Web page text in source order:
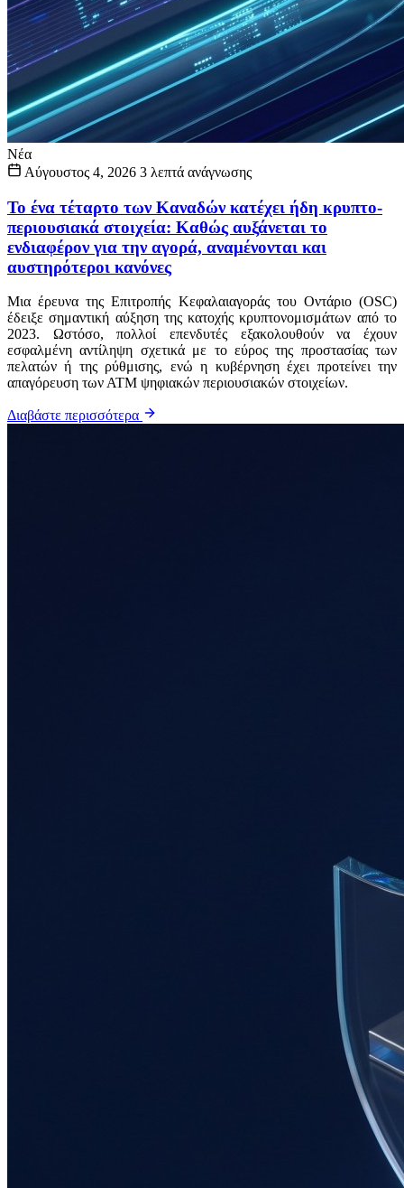
Νέα
Αύγουστος 4, 2026 3 λεπτά ανάγνωσης
Το ένα τέταρτο των Καναδών κατέχει ήδη κρυπτο-
περιουσιακά στοιχεία: Καθώς αυξάνεται το
ενδιαφέρον για την αγορά, αναμένονται και
αυστηρότεροι κανόνες
Μια έρευνα της Επιτροπής Κεφαλαιαγοράς του Οντάριο (OSC)
έδειξε σημαντική αύξηση της κατοχής κρυπτονομισμάτων από το
2023. Ωστόσο, πολλοί επενδυτές εξακολουθούν να έχουν
εσφαλμένη αντίληψη σχετικά με το εύρος της προστασίας των
πελατών ή της ρύθμισης, ενώ η κυβέρνηση έχει προτείνει την
απαγόρευση των ΑΤΜ ψηφιακών περιουσιακών στοιχείων.
Διαβάστε περισσότερα